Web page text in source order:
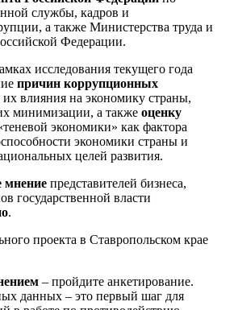
службы, кадров и
а также Министерства труда и
Федерации.
исследования текущего года
причин коррупционных
их влияния на экономику страны,
минимизации, а также оценку
экономики» как фактора
экономики страны и
целей развития.
мнение представителей бизнеса,
государственной власти
.
проекта в Ставропольском крае
– пройдите анкетирование.
данных – это первый шаг для